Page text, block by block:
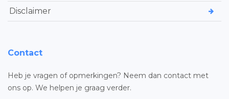
Disclaimer
Contact
Heb je vragen of opmerkingen? Neem dan contact met
ons op. We helpen je graag verder.